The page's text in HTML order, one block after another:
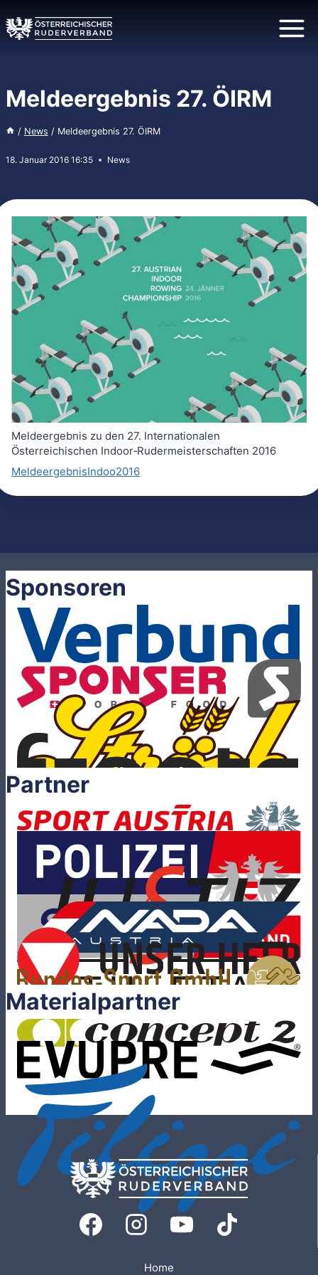
Inhalt
springen
Meldeergebnis 27. ÖIRM
/ News / Meldeergebnis 27. ÖIRM
18. Januar 2016 16:35 News
Meldeergebnis zu den 27. Internationalen
Österreichischen Indoor‐Rudermeisterschaften 2016
MeldeergebnisIndoo2016
Sponsoren
Partner
Materialpartner
Home